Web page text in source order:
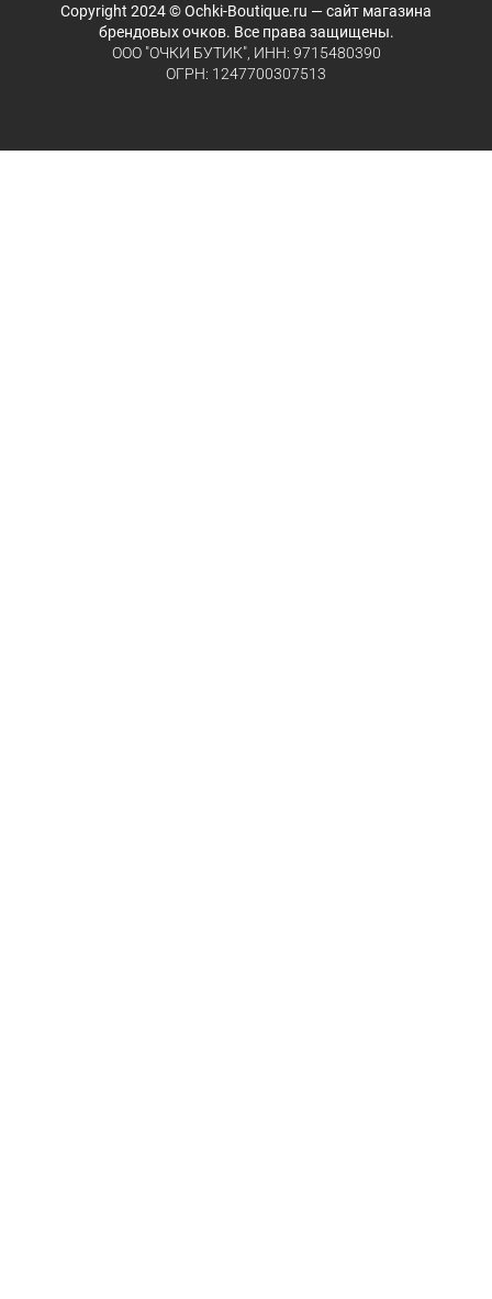
Copyright 2024 © Ochki-Boutique.ru — сайт магазина
брендовых очков. Все права защищены.
ООО "ОЧКИ БУТИК", ИНН: 9715480390
ОГРН: 1247700307513